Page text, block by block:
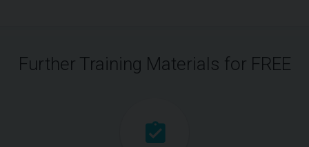
Further Training Materials for FREE